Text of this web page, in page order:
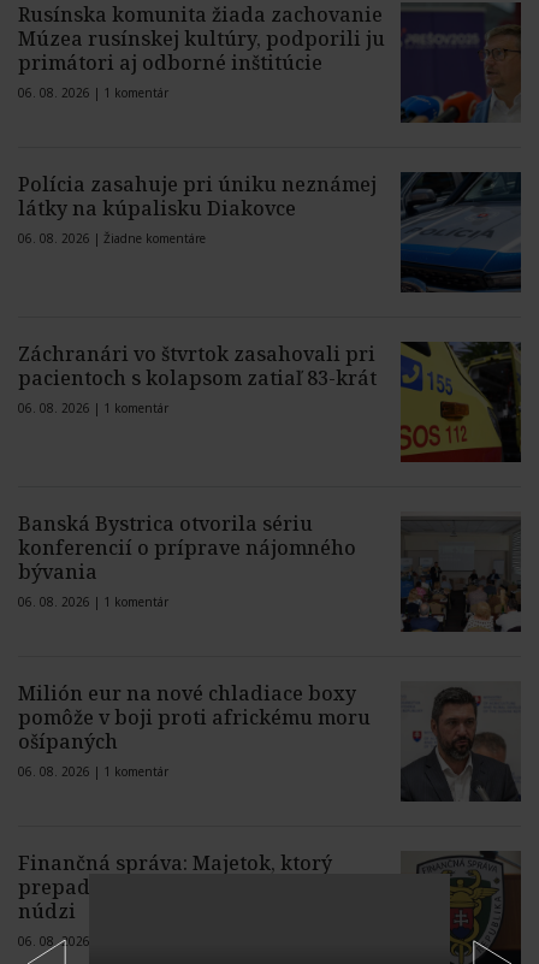
Rusínska komunita žiada zachovanie
Múzea rusínskej kultúry, podporili ju
primátori aj odborné inštitúcie
06. 08. 2026 | 1 komentár
Polícia zasahuje pri úniku neznámej
látky na kúpalisku Diakovce
06. 08. 2026 | Žiadne komentáre
Záchranári vo štvrtok zasahovali pri
pacientoch s kolapsom zatiaľ 83-krát
06. 08. 2026 | 1 komentár
Banská Bystrica otvorila sériu
konferencií o príprave nájomného
bývania
06. 08. 2026 | 1 komentár
Milión eur na nové chladiace boxy
pomôže v boji proti africkému moru
ošípaných
06. 08. 2026 | 1 komentár
Finančná správa: Majetok, ktorý
prepadol štátu, môže pomôcť ľuďom v
núdzi
06. 08. 2026 |